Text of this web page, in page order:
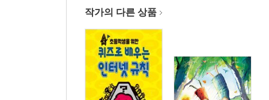
작가의 다른 상품